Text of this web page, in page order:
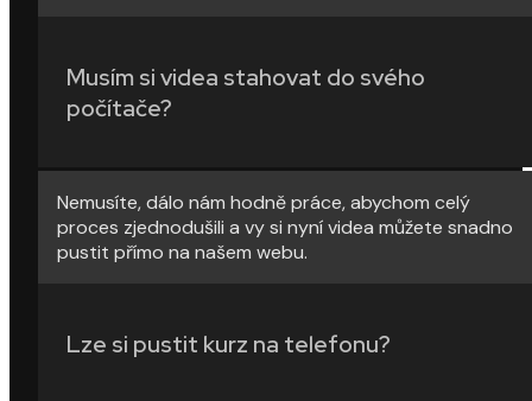
Musím si videa stahovat do svého
počítače?
Nemusíte, dálo nám hodně práce, abychom celý
proces zjednodušili a vy si nyní videa můžete snadno
pustit přímo na našem webu.
Lze si pustit kurz na telefonu?